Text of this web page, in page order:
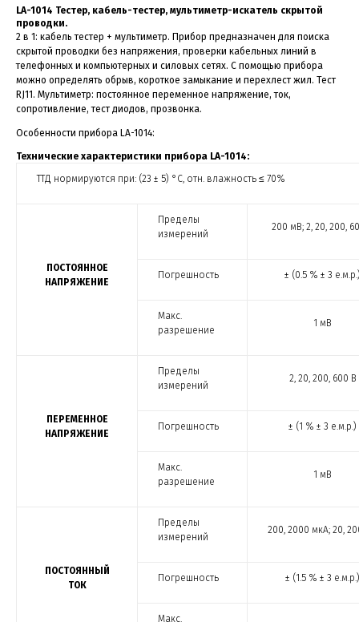
LA-1014 Тестер, кабель-тестер, мультиметр-искатель скрытой
проводки.
2 в 1: кабель тестер + мультиметр. Прибор предназначен для поиска
скрытой проводки без напряжения, проверки кабельных линий в
телефонных и компьютерных и силовых сетях. С помощью прибора
можно определять обрыв, короткое замыкание и перехлест жил. Тест
RJ11. Мультиметр: постоянное переменное напряжение, ток,
сопротивление, тест диодов, прозвонка.
Особенности прибора LA-1014:
Технические характеристики прибора LA-1014:
ТТД нормируются при: (23 ± 5) °С, отн. влажность ≤ 70%
ПОСТОЯННОЕ
НАПРЯЖЕНИЕ
Пределы
измерений
200 мВ; 2, 20, 200,
Погрешность ± (0.5 % ± 3
Макс.
разрешение
1 мВ
ПЕРЕМЕННОЕ
НАПРЯЖЕНИЕ
Пределы
измерений
2, 20, 200, 600 В
Погрешность ± (1 % ± 3 е.м.р.)
Макс.
разрешение
1 мВ
ПОСТОЯННЫЙ
ТОК
Пределы
измерений
200, 2000 мкА; 20,
Погрешность ± (1.5 % ± 3 е.м.р.)
Макс.